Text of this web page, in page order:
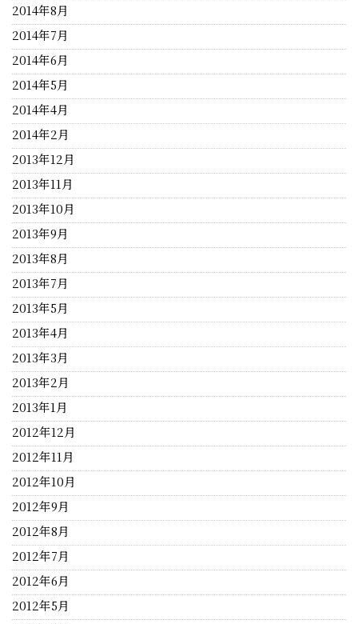
2014年8月
2014年7月
2014年6月
2014年5月
2014年4月
2014年2月
2013年12月
2013年11月
2013年10月
2013年9月
2013年8月
2013年7月
2013年5月
2013年4月
2013年3月
2013年2月
2013年1月
2012年12月
2012年11月
2012年10月
2012年9月
2012年8月
2012年7月
2012年6月
2012年5月